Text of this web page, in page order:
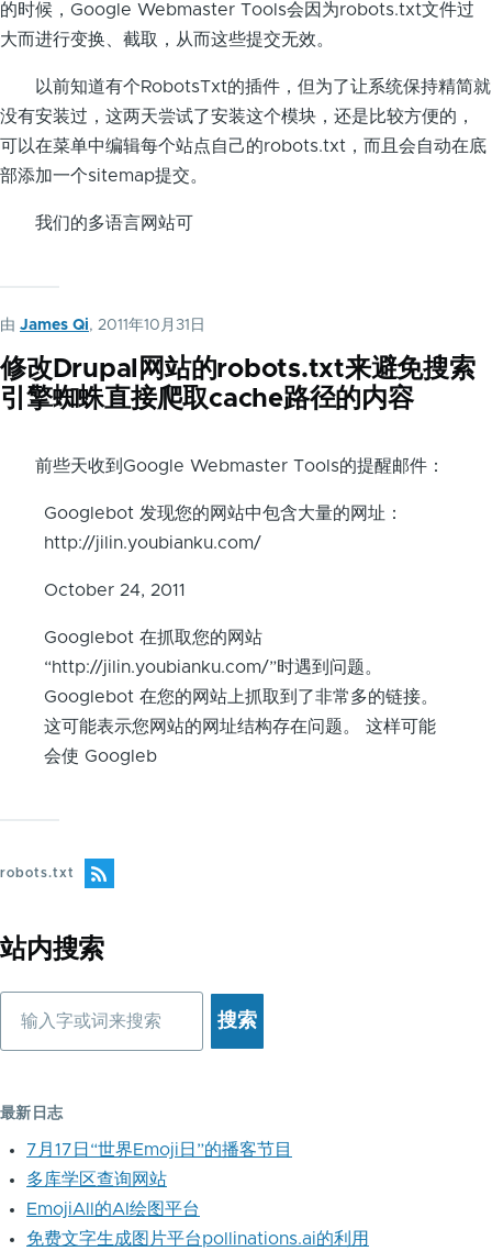
的时候，Google Webmaster Tools会因为robots.txt文件过
大而进行变换、截取，从而这些提交无效。
以前知道有个RobotsTxt的插件，但为了让系统保持精简就
没有安装过，这两天尝试了安装这个模块，还是比较方便的，
可以在菜单中编辑每个站点自己的robots.txt，而且会自动在底
部添加一个sitemap提交。
我们的多语言网站可
由 James Qi, 2011年10月31日
修改Drupal网站的robots.txt来避免搜索
引擎蜘蛛直接爬取cache路径的内容
前些天收到Google Webmaster Tools的提醒邮件：
Googlebot 发现您的网站中包含大量的网址：
http://jilin.youbianku.com/
October 24, 2011
Googlebot 在抓取您的网站
“http://jilin.youbianku.com/”时遇到问题。
Googlebot 在您的网站上抓取到了非常多的链接。
这可能表示您网站的网址结构存在问题。 这样可能
会使 Googleb
robots.txt
站内搜索
最新日志
7月17日“世界Emoji日”的播客节目
多库学区查询网站
EmojiAll的AI绘图平台
免费文字生成图片平台pollinations.ai的利用